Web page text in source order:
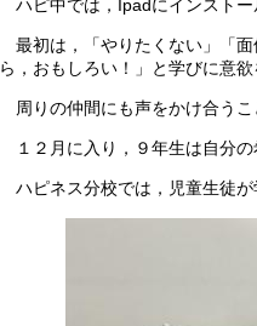
ハピ中では，Ipadにインストー
最初は，「やりたくない」「面
ら，おもしろい！」と学びに意欲
周りの仲間にも声をかけ合うこ
１２月に入り，９年生は自分の
ハピネス分校では，児童生徒が